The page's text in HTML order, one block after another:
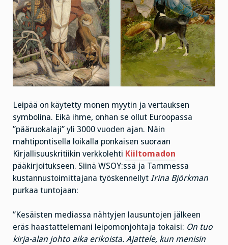
Leipää on käytetty monen myytin ja vertauksen
symbolina. Eikä ihme, onhan se ollut Euroopassa
”pääruokalaji” yli 3000 vuoden ajan. Näin
mahtipontisella loikalla ponkaisen suoraan
Kirjallisuuskritiikin verkkolehti Kiiltomadon
pääkirjoitukseen. Siinä WSOY:ssä ja Tammessa
kustannustoimittajana työskennellyt Irina Björkman
purkaa tuntojaan:
”Kesäisten mediassa nähtyjen lausuntojen jälkeen
eräs haastattelemani leipomonjohtaja tokaisi: On tuo
kirja-alan johto aika erikoista. Ajattele, kun menisin